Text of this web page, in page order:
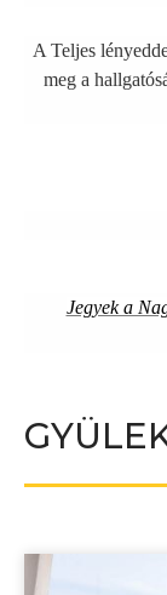
A Teljes
meg a
Jegyek a